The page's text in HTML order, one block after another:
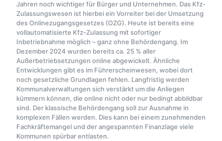
Jahren noch wichtiger für Bürger und Unternehmen. Das Kfz-
Zulassungswesen ist hierbei ein Vorreiter bei der Umsetzung
des Onlinezugangsgesetzes (OZG). Heute ist bereits eine
vollautomatisierte Kfz-Zulassung mit sofortiger
Inbetriebnahme möglich – ganz ohne Behördengang. Im
Dezember 2024 wurden bereits ca. 25 % aller
Außerbetriebsetzungen online abgewickelt. Ähnliche
Entwicklungen gibt es im Führerscheinwesen, wobei dort
noch gesetzliche Grundlagen fehlen. Langfristig werden
Kommunalverwaltungen sich verstärkt um die Anliegen
kümmern können, die online nicht oder nur bedingt abbildbar
sind. Der klassische Behördengang soll zur Ausnahme in
komplexen Fällen werden. Dies kann bei einem zunehmenden
Fachkräftemangel und der angespannten Finanzlage viele
Kommunen spürbar entlasten.